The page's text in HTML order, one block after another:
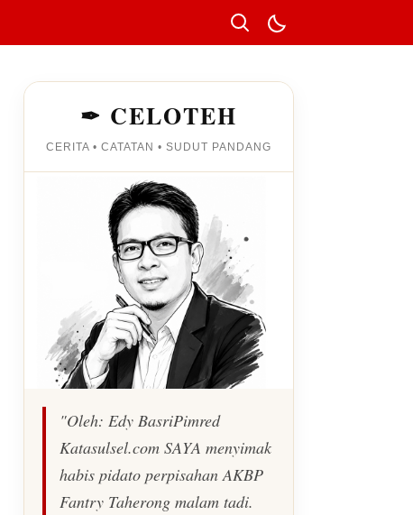
✒ CELOTEH
CERITA • CATATAN • SUDUT PANDANG
"Oleh: Edy BasriPimred
Katasulsel.com SAYA menyimak
habis pidato perpisahan AKBP
Fantry Taherong malam tadi.